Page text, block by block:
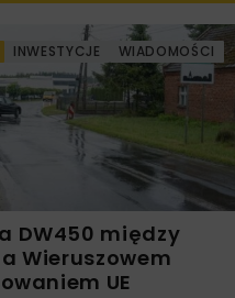
INWESTYCJE WIADOMOŚCI
DW450 między
Wieruszowem
UE